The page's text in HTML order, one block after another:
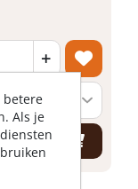
+
betere
Als je